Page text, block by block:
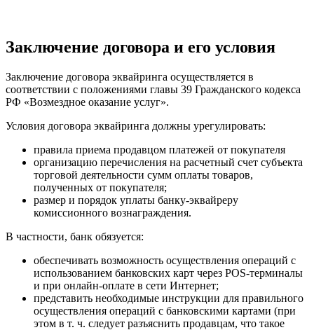
Заключение договора и его условия
Заключение договора эквайринга осуществляется в
соответствии с положениями главы 39 Гражданского кодекса
РФ «Возмездное оказание услуг».
Условия договора эквайринга должны урегулировать:
правила приема продавцом платежей от покупателя
организацию перечисления на расчетный счет субъекта
торговой деятельности сумм оплаты товаров,
полученных от покупателя;
размер и порядок уплаты банку-эквайреру
комиссионного вознаграждения.
В частности, банк обязуется:
обеспечивать возможность осуществления операций с
использованием банковских карт через POS-терминалы
и при онлайн-оплате в сети Интернет;
представить необходимые инструкции для правильного
осуществления операций с банковскими картами (при
этом в т. ч. следует разъяснить продавцам, что такое